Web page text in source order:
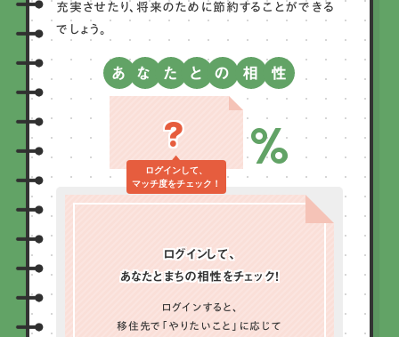
充実させたり、将来のために節約することができる
でしょう。
あ な た と の 相 性
ログインして、
マッチ度をチェック！
? %
ログインして、
あなたとまちの相性をチェック！
ログインすると、
移住先で「やりたいこと」に応じて